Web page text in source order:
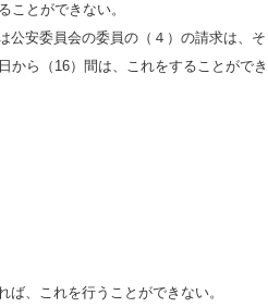
ことができない。
安委員会の委員の（４）の請求は、そ
から（16）間は、これをすることができ
、これを行うことができない。